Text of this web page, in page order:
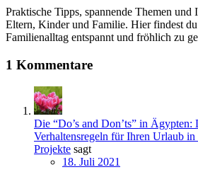
Praktische Tipps, spannende Themen und
Eltern, Kinder und Familie. Hier findest du
Familienalltag entspannt und fröhlich zu
1 Kommentare
Die “Do’s and Don’ts” in Ägypten:
Verhaltensregeln für Ihren Urlaub
Projekte sagt
18. Juli 2021